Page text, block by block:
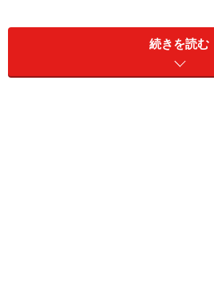
天秤座
続きを読む